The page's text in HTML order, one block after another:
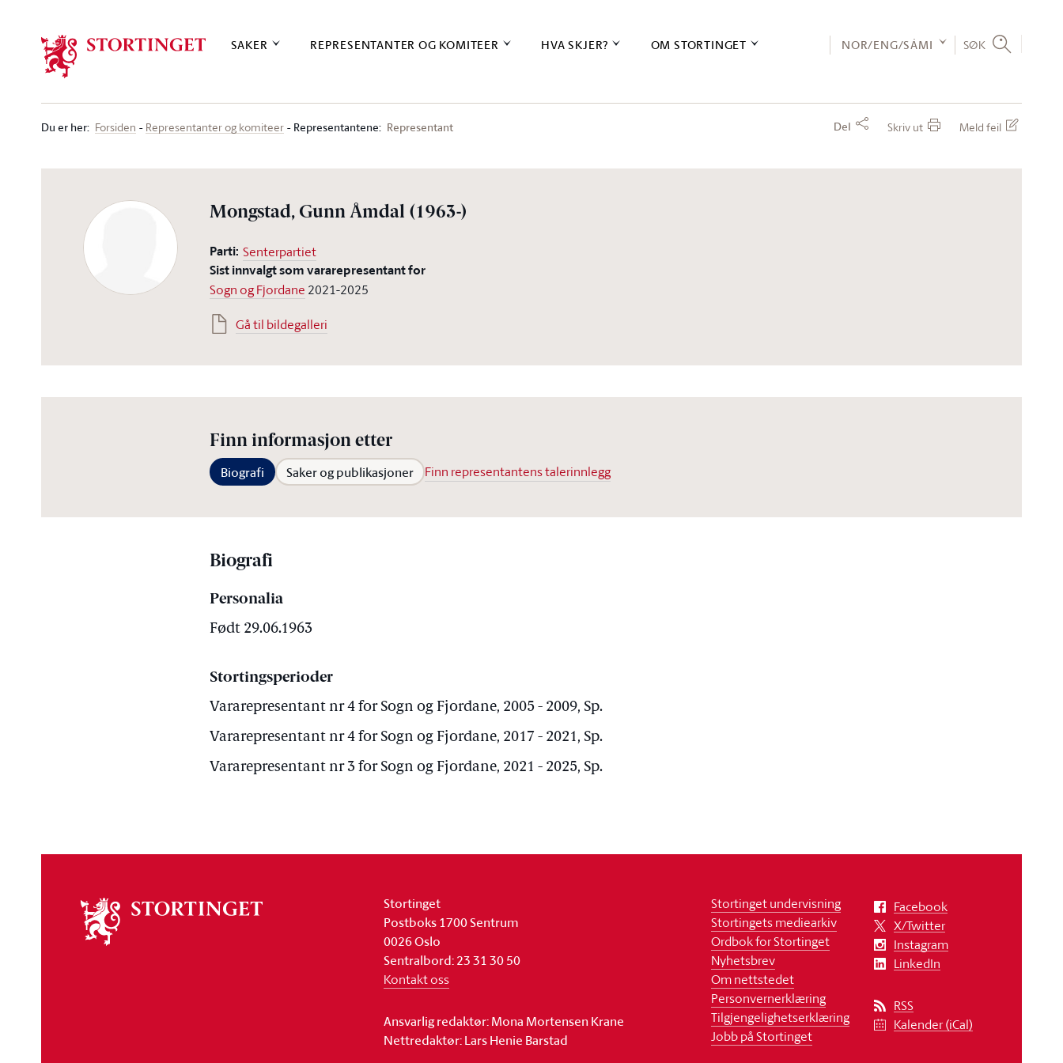
SAKER REPRESENTANTER OG KOMITEER HVA SKJER? OM STORTINGET NOR/ENG/SÁMI SØK
Du er her: Forsiden Representanter og komiteer Representantene: Representant Del Skriv ut Meld feil
Mongstad, Gunn Åmdal (1963-)
Parti: Senterpartiet
Sist innvalgt som vararepresentant for
Sogn og Fjordane 2021-2025
Gå til bildegalleri
Finn informasjon etter
Biografi Saker og publikasjoner Finn representantens talerinnlegg
Biografi
Personalia
Født 29.06.1963
Stortingsperioder
Vararepresentant nr 4 for Sogn og Fjordane, 2005 - 2009, Sp.
Vararepresentant nr 4 for Sogn og Fjordane, 2017 - 2021, Sp.
Vararepresentant nr 3 for Sogn og Fjordane, 2021 - 2025, Sp.
stortinget
Stortinget
Postboks 1700 Sentrum
0026 Oslo
Sentralbord: 23 31 30 50
Kontakt oss
Ansvarlig redaktør: Mona Mortensen Krane
Nettredaktør: Lars Henie Barstad
Stortinget undervisning
Stortingets mediearkiv
Ordbok for Stortinget
Nyhetsbrev
Om nettstedet
Personvernerklæring
Tilgjengelighetserklæring
Jobb på Stortinget
Facebook
X/Twitter
Instagram
LinkedIn
RSS
Kalender (iCal)